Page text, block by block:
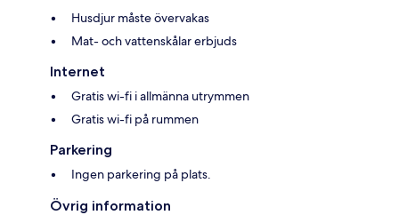
Husdjur måste övervakas
Mat- och vattenskålar erbjuds
Internet
Gratis wi-fi i allmänna utrymmen
Gratis wi-fi på rummen
Parkering
Ingen parkering på plats.
Övrig information